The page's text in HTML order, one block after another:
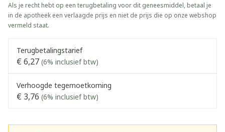
Als je recht hebt op een terugbetaling voor dit geneesmiddel, betaal je
in de apotheek een verlaagde prijs en niet de prijs die op onze webshop
vermeld staat.
Terugbetalingstarief
€ 6,27 (6% inclusief btw)
Verhoogde tegemoetkoming
€ 3,76 (6% inclusief btw)